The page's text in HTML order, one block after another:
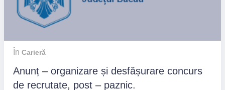
În Carieră
Anunț – organizare și desfășurare concurs
de recrutate, post – paznic.